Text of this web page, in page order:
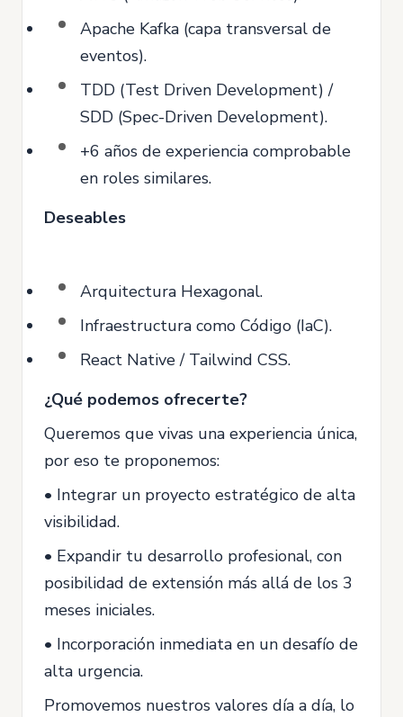
Apache Kafka (capa transversal de
eventos).
TDD (Test Driven Development) /
SDD (Spec-Driven Development).
+6 años de experiencia comprobable
en roles similares.
Deseables
Arquitectura Hexagonal.
Infraestructura como Código (IaC).
React Native / Tailwind CSS.
¿Qué podemos ofrecerte?
Queremos que vivas una experiencia única,
por eso te proponemos:
• Integrar un proyecto estratégico de alta
visibilidad.
• Expandir tu desarrollo profesional, con
posibilidad de extensión más allá de los 3
meses iniciales.
• Incorporación inmediata en un desafío de
alta urgencia.
Promovemos nuestros valores día a día, lo